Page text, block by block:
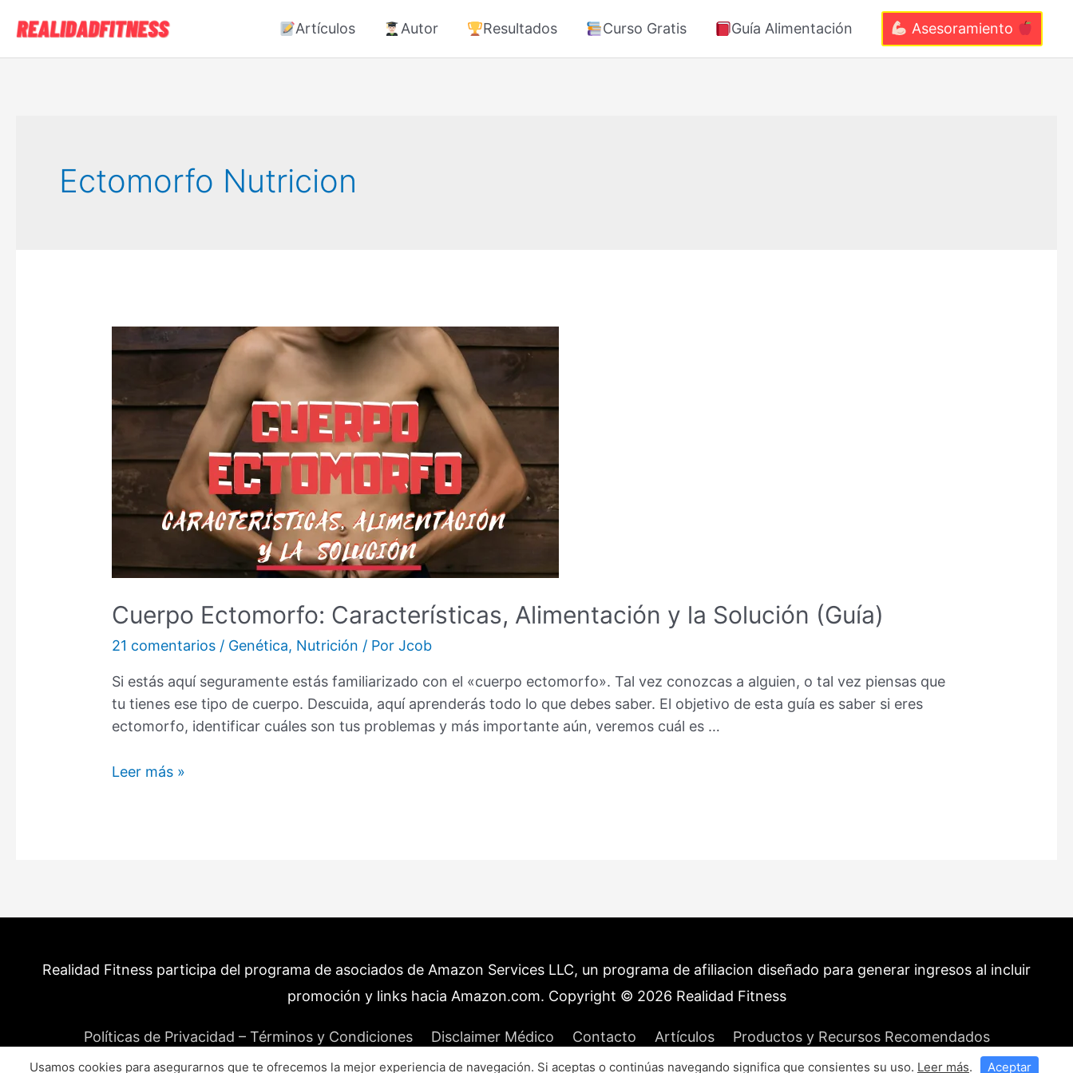
contenido
Artículos Autor Resultados Curso Gratis Guía Alimentación Asesoramiento
Ectomorfo Nutricion
Cuerpo Ectomorfo: Características, Alimentación y la Solución (Guía)
21 comentarios / Genética, Nutrición / PorJcob
Si estás aquí seguramente estás familiarizado con el «cuerpo ectomorfo». Tal vez conozcas a alguien, o tal vez piensas que
tu tienes ese tipo de cuerpo. Descuida, aquí aprenderás todo lo que debes saber. El objetivo de esta guía es saber si eres
ectomorfo, identificar cuáles son tus problemas y más importante aún, veremos cuál es …
Cuerpo
Leer más »
Realidad Fitness participa del programa de asociados de Amazon Services LLC, un programa de afiliacion diseñado para generar ingresos al incluir
promoción y links hacia Amazon.com. Copyright © 2026 Realidad Fitness
Políticas de Privacidad – Términos y Condiciones Disclaimer Médico Contacto Artículos Productos y Recursos Recomendados
Usamos cookies para asegurarnos que te ofrecemos la mejor experiencia de navegación. Si aceptas o continúas navegando significa que consientes su uso. Leer más. Aceptar